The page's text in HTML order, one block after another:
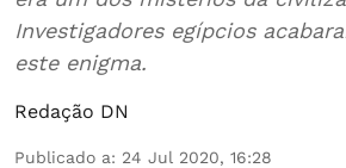
Investigadores egípcios
este enigma.
Redação DN
Publicado a: 24 Jul 2020, 16:28